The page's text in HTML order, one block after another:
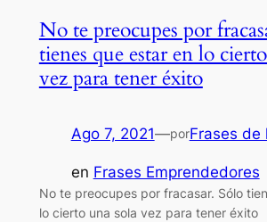
No te preocupes por
tienes que estar en lo
vez para tener éxito
Ago 7, 2021—porFrases de
en Frases Emprendedores
No te preocupes por fracasar. Sólo
lo cierto una sola vez para tener éxito